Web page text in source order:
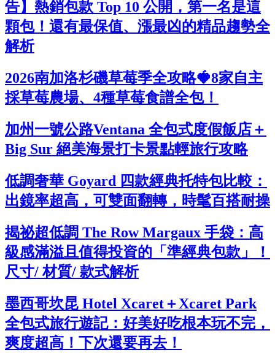
告】熱銷包款 Top 10 公開，第一名是這
顆包！還有最保值、漲最凶的精品趨勢全
解析
2026南加洛杉磯草莓季全攻略🍓8家自主
採草莓農場、4種草莓食譜全包！
加州一號公路Ventana 全包式度假飯店＋
Big Sur 絕美海景打卡景點輕旅行攻略
低調奢華 Goyard 四款經典托特包比較：
出鏡率超高，可雙面翻轉，時髦百搭耐操
揭祕超低調 The Row Margaux 手袋：高
級感滿溢且值得投資的「準經典包款」！
尺寸/ 材質/ 款式解析
墨西哥坎昆 Hotel Xcaret＋Xcaret Park
全包式旅行遊記：好美好吃根本玩不完，
爽度超高！下次還要再去！